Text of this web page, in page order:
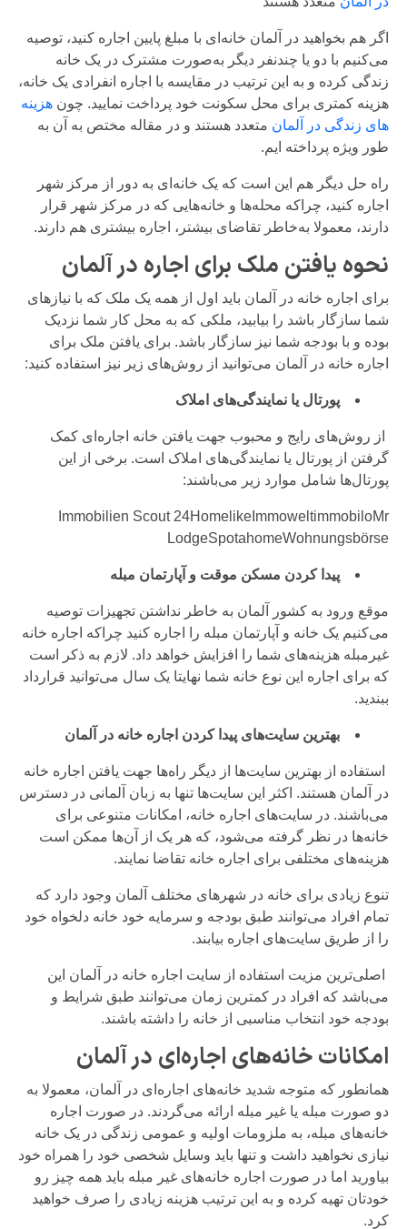
اگر هم بخواهید در آلمان خانه‌ای با مبلغ پایین اجاره کنید، توصیه
می‌کنیم با دو یا چندنفر دیگر به‌صورت مشترک در یک خانه
زندگی کرده و به این ترتیب در مقایسه با اجاره انفرادی یک خانه،
هزینه کمتری برای محل سکونت خود پرداخت نمایید. چونهزینه
های زندگی در آلمانمتعدد هستند و در مقاله مختص به آن به
طور ویژه پرداخته ایم.
راه حل دیگر هم این است که یک خانه‌ای به دور از مرکز شهر
اجاره کنید، چراکه محله‌ها و خانه‌هایی که در مرکز شهر قرار
دارند، معمولا به‌خاطر تقاضای بیشتر، اجاره بیشتری هم دارند.
نحوه یافتن ملک برای اجاره در آلمان
برای اجاره خانه در آلمان باید اول از همه یک ملک که با نیازهای
شما سازگار باشد را بیابید، ملکی که به محل کار شما نزدیک
بوده و با بودجه شما نیز سازگار باشد. برای یافتن ملک برای
اجاره خانه در آلمان می‌توانید از روش‌های زیر نیز استفاده کنید:
پورتال یا نمایندگی‌های املاک
از روش‌های رایج و محبوب جهت یافتن خانه اجاره‌ای کمک
گرفتن از پورتال یا نمایندگی‌های املاک است. برخی از این
پورتال‌ها شامل موارد زیر می‌باشند:
Immobilien Scout 24HomelikeImmoweltimmobiloMr
LodgeSpotahomeWohnungsbörse
پیدا کردن مسکن موقت و آپارتمان مبله
موقع ورود به‌ کشور آلمان به خاطر نداشتن تجهيزات توصیه
می‌کنیم یک خانه و آپارتمان مبله را اجاره کنید چراکه اجاره خانه
غیرمبله هزینه‌های شما را افزایش خواهد داد. لازم به ذکر است
که برای اجاره این نوع خانه شما نهایتا یک سال می‌توانید قرارداد
ببندید.
بهترین سایت‌های پیدا کردن اجاره خانه در آلمان
استفاده از بهترین سایت‌ها از دیگر راه‌ها جهت یافتن اجاره خانه
در آلمان هستند. اکثر این سایت‌ها تنها به زبان آلمانی در دسترس
می‌باشند. در سایت‌های اجاره خانه، امکانات متنوعی برای
خانه‌ها در نظر گرفته می‌شود، که هر یک از آن‌ها ممکن‌ است
هزینه‌های مختلفی برای اجاره خانه تقاضا نمایند.
تنوع زیادی برای خانه در شهرهای مختلف آلمان وجود دارد که
تمام افراد می‌توانند طبق بودجه و سرمایه خود خانه دلخواه خود
را از طریق سایت‌های اجاره بیابند.
اصلی‌ترین مزیت استفاده از سایت اجاره خانه در آلمان این
می‌باشد که افراد در کمترین زمان می‌توانند طبق شرایط و
بودجه خود انتخاب مناسبی از خانه را داشته باشند.
امکانات خانه‌های اجاره‌ای در آلمان
همانطور که متوجه شدید خانه‌های اجاره‌ای در آلمان، معمولا به
دو صورت مبله یا غیر مبله ارائه می‌گردند. در صورت اجاره
خانه‌های مبله، به ملزومات اولیه و عمومی زندگی در یک خانه
نیازی نخواهید داشت و تنها باید وسایل شخصی خود را همراه خود
بیاورید اما در صورت اجاره خانه‌های غیر مبله باید همه چیز رو
خودتان تهیه کرده و به این ترتیب هزینه زیادی را صرف خواهید
کرد.